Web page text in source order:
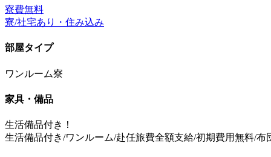
寮費無料
寮/社宅あり・住み込み
部屋タイプ
ワンルーム寮
家具・備品
生活備品付き！
生活備品付き/ワンルーム/赴任旅費全額支給/初期費用無料/布